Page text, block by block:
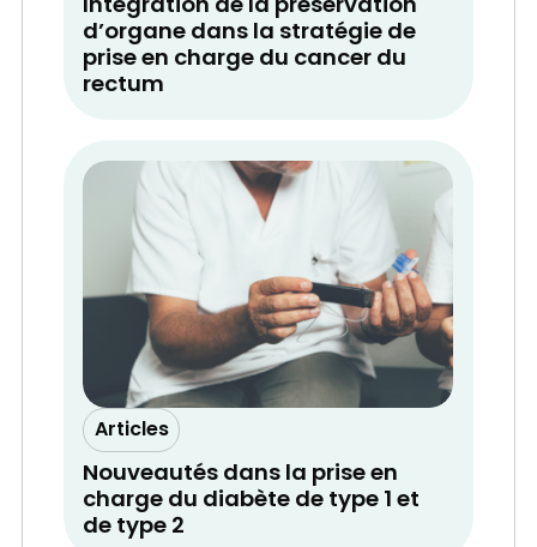
d’organe dans la stratégie de
prise en charge du cancer du
rectum
Articles
Nouveautés dans la prise en
charge du diabète de type 1 et
de type 2